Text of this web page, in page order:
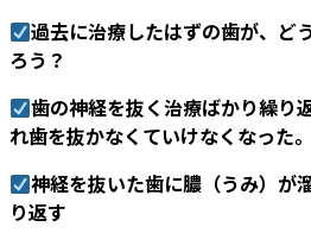
過去に治療したはずの歯が、ど
ろう？
歯の神経を抜く治療ばかり繰り
れ歯を抜かなくていけなくなった。
神経を抜いた歯に膿（うみ）が
り返す